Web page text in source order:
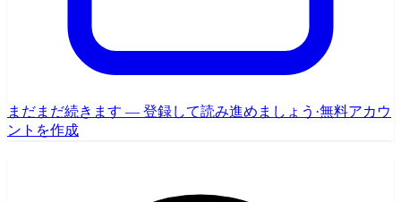
まだまだ続きます — 登録して読み進めましょう ·無料アカウ
ントを作成